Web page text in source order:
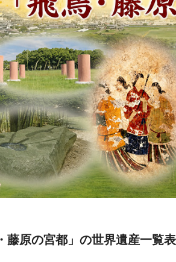
藤原の宮都」の世界遺産一覧
相談窓口
良